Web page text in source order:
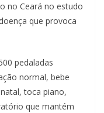
no Ceará no estudo
que provoca
pedaladas
normal, bebe
toca piano,
que mantém